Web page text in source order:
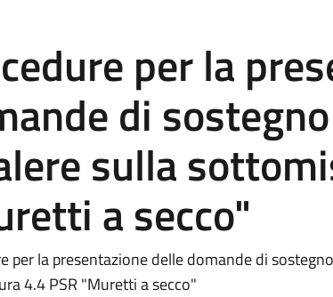
per la
di
sulla
a secco"
per la presentazione delle domande di
4.4 PSR "Muretti a secco"